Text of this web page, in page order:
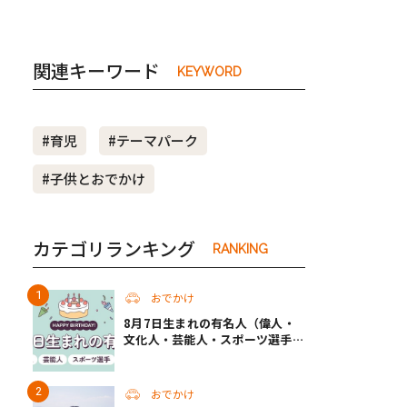
関連キーワード KEYWORD
#育児
#テーマパーク
#子供とおでかけ
カテゴリランキング RANKING
おでかけ
8月7日生まれの有名人（偉人・
文化人・芸能人・スポーツ選手・
おでかけ